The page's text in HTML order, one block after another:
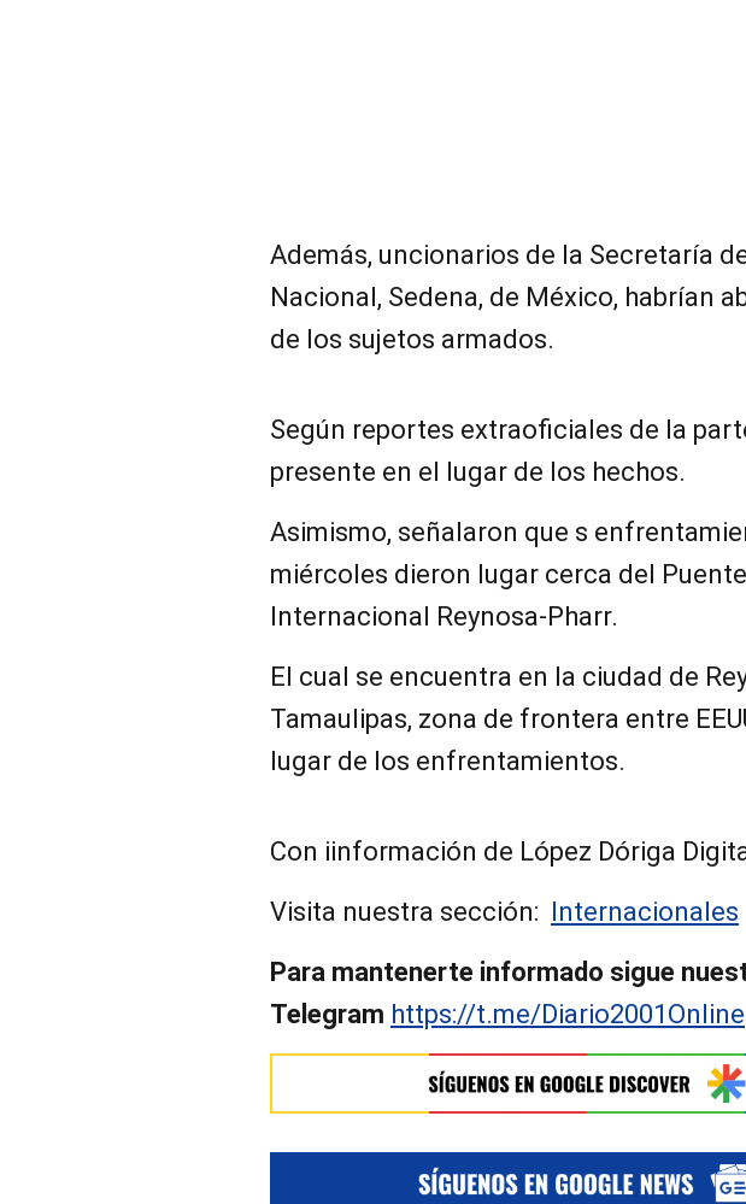
Además, uncionarios de la Secretaría
Nacional, Sedena, de México, habrían
de los sujetos armados.
Según reportes extraoficiales de la
presente en el lugar de los hechos.
Asimismo, señalaron que s
miércoles dieron lugar cerca del Puente
Internacional Reynosa-Pharr.
El cual se encuentra en la ciudad de
Tamaulipas, zona de frontera entre
lugar de los enfrentamientos.
Con iinformación de López Dóriga
Visita nuestra sección: Internacionales
Para mantenerte informado sigue
Telegram https://t.me/Diario2001Online